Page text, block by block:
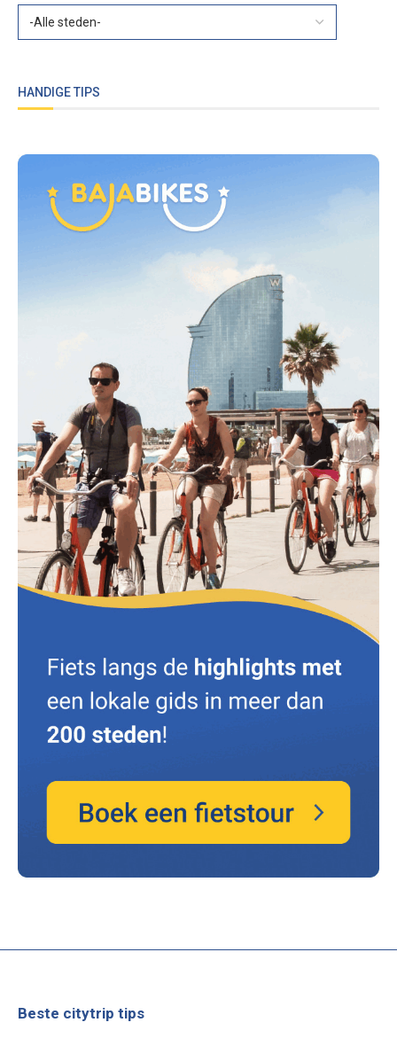
HANDIGE TIPS
Beste citytrip tips